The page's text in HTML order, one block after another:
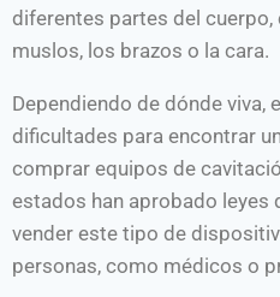
diferentes partes del
muslos, los brazos o la cara.
Dependiendo de dónde viva,
dificultades para encontrar
comprar equipos de
estados han aprobado leyes
vender este tipo de
personas, como médicos o